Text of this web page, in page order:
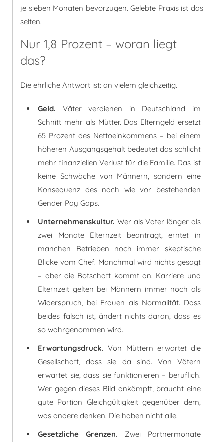
je sieben Monaten bevorzugen. Gelebte Praxis ist das
selten.
Nur 1,8 Prozent – woran liegt
das?
Die ehrliche Antwort ist: an vielem gleichzeitig.
Geld. Väter verdienen in Deutschland im
Schnitt mehr als Mütter. Das Elterngeld ersetzt
65 Prozent des Nettoeinkommens – bei einem
höheren Ausgangsgehalt bedeutet das schlicht
mehr finanziellen Verlust für die Familie. Das ist
keine Schwäche von Männern, sondern eine
Konsequenz des nach wie vor bestehenden
Gender Pay Gaps.
Unternehmenskultur. Wer als Vater länger als
zwei Monate Elternzeit beantragt, erntet in
manchen Betrieben noch immer skeptische
Blicke vom Chef. Manchmal wird nichts gesagt
– aber die Botschaft kommt an. Karriere und
Elternzeit gelten bei Männern immer noch als
Widerspruch, bei Frauen als Normalität. Dass
beides falsch ist, ändert nichts daran, dass es
so wahrgenommen wird.
Erwartungsdruck. Von Müttern erwartet die
Gesellschaft, dass sie da sind. Von Vätern
erwartet sie, dass sie funktionieren – beruflich.
Wer gegen dieses Bild ankämpft, braucht eine
gute Portion Gleichgültigkeit gegenüber dem,
was andere denken. Die haben nicht alle.
Gesetzliche Grenzen. Zwei Partnermonate